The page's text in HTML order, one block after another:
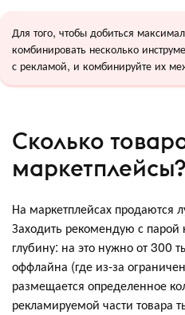
Для того, чтобы добиться
комбинировать несколько
с рекламой, и комбинируйте их
Сколько
маркетплейсы?
На маркетплейсах продаются
Заходить рекомендую с парой
глубину: на это нужно от 300
оффлайна (где из-за
размещается определенное
рекламируемой части товара